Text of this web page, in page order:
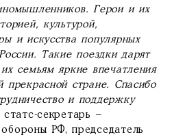
Герои и их
культурой,
и искусства популярных
Такие поездки дарят
семьям яркие впечатления
стране. Спасибо
и поддержку
статс-секретарь –
РФ, председатель